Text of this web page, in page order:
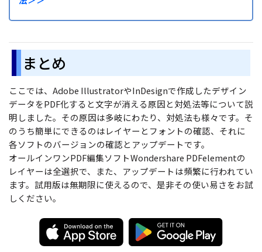
まとめ
ここでは、Adobe IllustratorやInDesignで作成したデザイン
データをPDF化すると文字が消える原因と対処法等について説
明しました。その原因は多岐にわたり、対処法も様々です。そ
のうち簡単にできるのはレイヤーとフォントの確認、それに
各ソフトのバージョンの確認とアップデートです。
オールインワンPDF編集ソフトWondershare PDFelementの
レイヤーは全選択で、また、アップデートは頻繁に行われてい
ます。試用版は無期限に使えるので、是非その使い易さをお試
しください。